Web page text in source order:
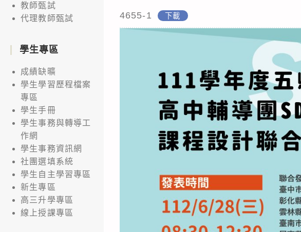
4655-1 下載
教師甄試
代理教師甄試
學生專區
成績缺曠
學生學習歷程檔案
專區
學生手冊
學生事務與轉導工
作網
學生事務資訊網
社團選填系統
學生自主學習專區
新生專區
高三升學專區
線上授課專區